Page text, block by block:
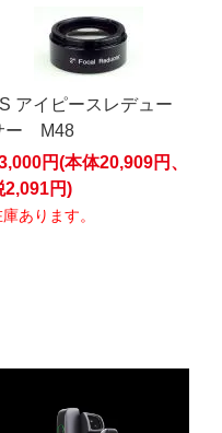
アイピースレデュー
ー M48
円(本体20,909円、
2,091円)
あります。